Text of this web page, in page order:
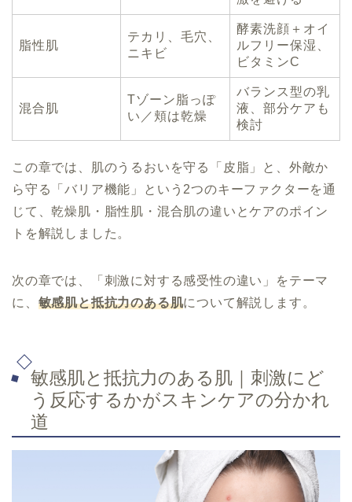
脂性肌
テカリ、毛穴、
ニキビ
酵素洗顔＋オイ
ルフリー保湿、
ビタミンC
混合肌
Tゾーン脂っぽ
い／頬は乾燥
バランス型の乳
液、部分ケアも
検討
この章では、肌のうるおいを守る「皮脂」と、外敵か
ら守る「バリア機能」という2つのキーファクターを通
じて、乾燥肌・脂性肌・混合肌の違いとケアのポイン
トを解説しました。
次の章では、「刺激に対する感受性の違い」をテーマ
に、 敏感肌と抵抗力のある肌について解説します。
敏感肌と抵抗力のある肌｜刺激にど
う反応するかがスキンケアの分かれ
道